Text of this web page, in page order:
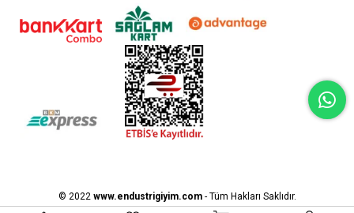
© 2022 www.endustrigiyim.com- Tüm Hakları Saklıdır.